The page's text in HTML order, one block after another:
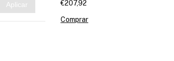
Aplicar
€207,92
Comprar